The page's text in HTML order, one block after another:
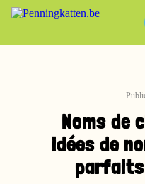
Noms de
idées de